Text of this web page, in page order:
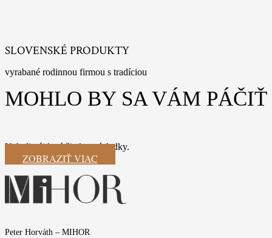
SLOVENSKÉ PRODUKTY
vyrabané rodinnou firmou s tradíciou
MOHLO BY SA VÁM PÁČIŤ
Neboli nájdené žiadne výsledky.
ZOBRAZIŤ VIAC
Peter Horváth – MIHOR